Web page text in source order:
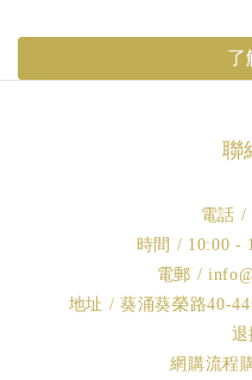
了
聯
電話 /
時間 / 10:00 -
電郵 /
地址 / 葵涌葵榮路40-
退
網購流程